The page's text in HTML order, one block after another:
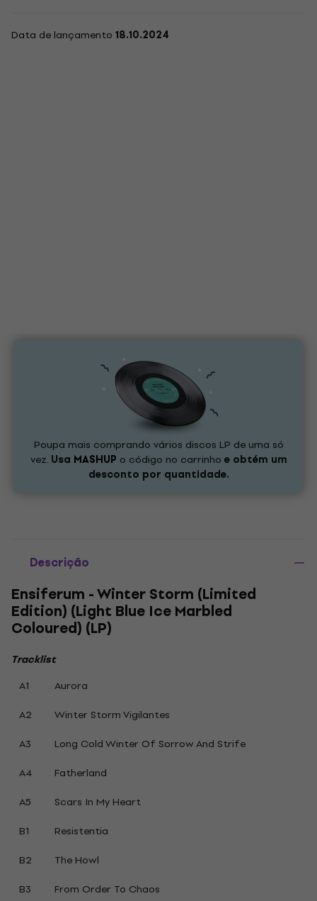
Data de lançamento 18.10.2024
Poupa mais comprando vários discos LP de uma só
vez. Usa MASHUP o código no carrinho e obtém um
desconto por quantidade.
Descrição
Ensiferum - Winter Storm (Limited
Edition) (Light Blue Ice Marbled
Coloured) (LP)
Tracklist
A1
Aurora
A2
Winter Storm Vigilantes
A3
Long Cold Winter Of Sorrow And Strife
A4
Fatherland
A5
Scars In My Heart
B1
Resistentia
B2
The Howl
B3
From Order To Chaos